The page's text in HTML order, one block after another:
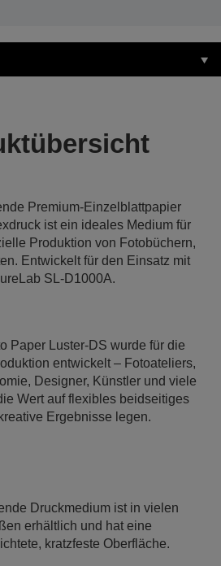
Premium-Einzelblattpapier
ist ein ideales Medium für
Produktion von Fotobüchern,
Entwickelt für den Einsatz mit
SL-D1000A.
Paper Luster-DS wurde für die
entwickelt – Fotoateliers,
Designer, Künstler und viele
Wert auf flexibles beidseitiges
Ergebnisse legen.
Druckmedium ist in vielen
erhältlich und hat eine
kratzfeste Oberfläche.